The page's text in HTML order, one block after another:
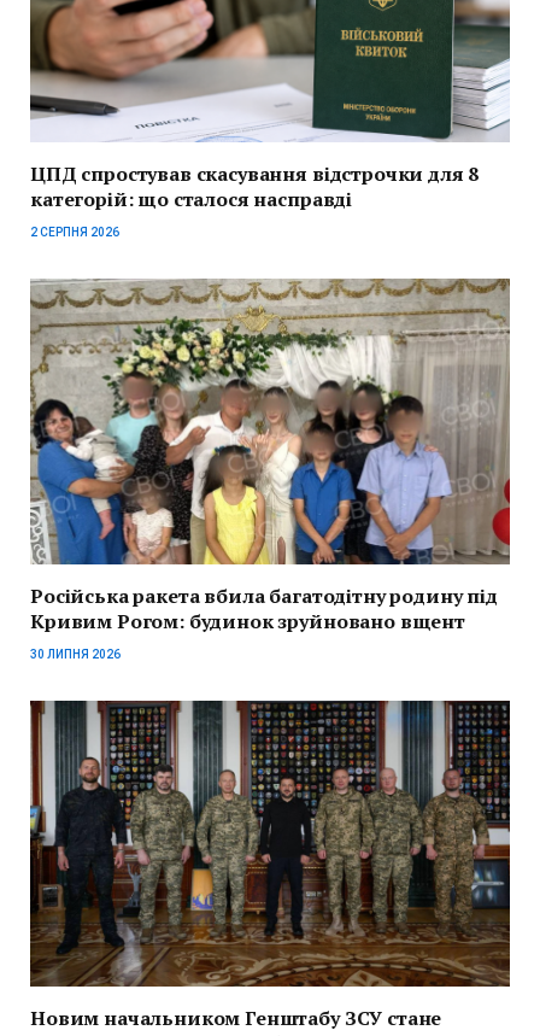
ЦПД спростував скасування відстрочки для 8
категорій: що сталося насправді
2 СЕРПНЯ 2026
Російська ракета вбила багатодітну родину під
Кривим Рогом: будинок зруйновано вщент
30 ЛИПНЯ 2026
Новим начальником Генштабу ЗСУ стане